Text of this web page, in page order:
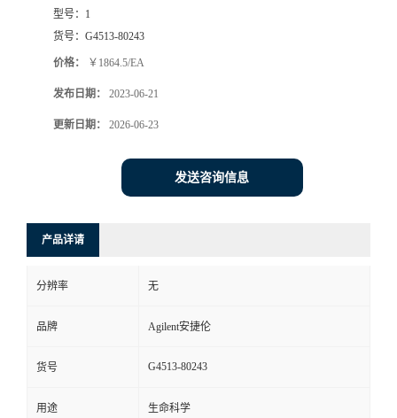
型号： 1
货号： G4513-80243
价格： ￥1864.5/EA
发布日期： 2023-06-21
更新日期： 2026-06-23
发送咨询信息
产品详请
分辨率 无
品牌 Agilent安捷伦
货号 G4513-80243
用途 生命科学